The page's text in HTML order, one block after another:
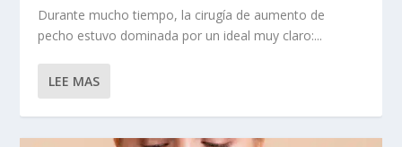
Durante mucho tiempo, la cirugía de aumento de
pecho estuvo dominada por un ideal muy claro:...
LEE MAS